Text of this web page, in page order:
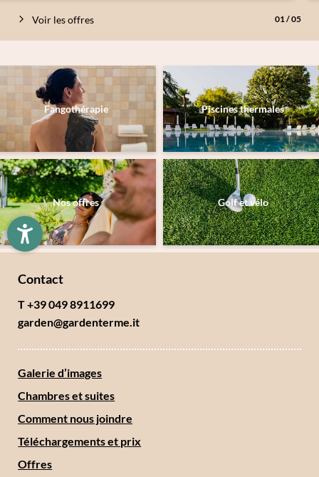
01/05
Voir les offres
Fangothérapie Piscines thermales
Nos offres Golf et vélo
Contact
T +39 049 8911699
garden@gardenterme.it
Galerie d’images
Chambres et suites
Comment nous joindre
Téléchargements et prix
Offres
Inscription à la newsletter
Titre
Famille Monsieur Madame
Prénom Nom de famille*
E-mail*
Accord au marketing*
*champs obligatoires